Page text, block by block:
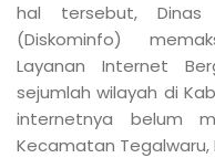
hal tersebut, Dinas
(Diskominfo)
Layanan Internet
sejumlah wilayah di
internetnya belum
Kecamatan Tegalwaru,